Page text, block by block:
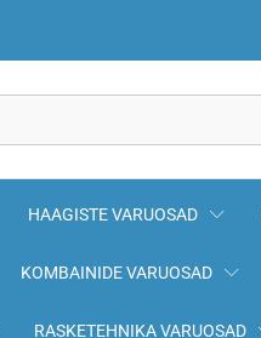
HAAGISTE VARUOSAD
KOMBAINIDE VARUOSAD
RASKETEHNIKA VARUOSAD